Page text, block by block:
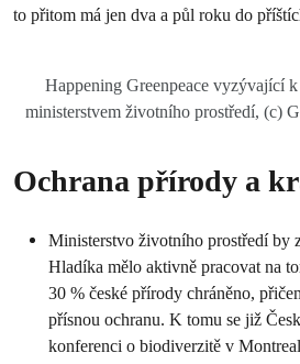
to přitom má jen dva a půl roku do
Happening Greenpeace vyzývající
ministerstvem životního prostředí, (c)
Ochrana přírody a
Ministerstvo životního prostředí by
Hladíka mělo aktivně pracovat na
30 % české přírody chráněno,
přísnou ochranu. K tomu se již
konferenci o biodiverzitě v